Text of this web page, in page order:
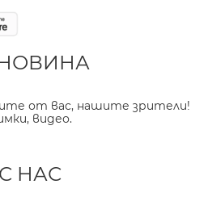
от вас, нашите зрители!
видео.
НАС